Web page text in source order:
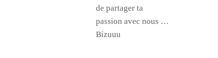
de partager ta
passion avec nous …
Bizuuu